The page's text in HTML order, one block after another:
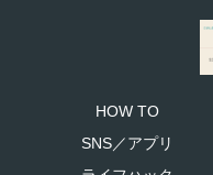
HOW TO
SNS／アプリ